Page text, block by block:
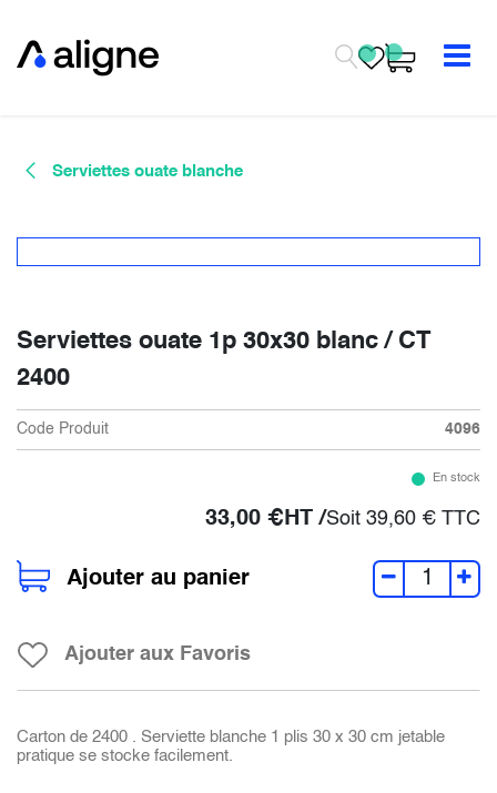
Serviettes ouate blanche
Serviettes ouate 1p 30x30 blanc / CT
2400
Code Produit 4096
En stock
33,00 €HT /Soit 39,60 € TTC
Ajouter au panier
Ajouter aux Favoris
Carton de 2400 . Serviette blanche 1 plis 30 x 30 cm jetable
pratique se stocke facilement.